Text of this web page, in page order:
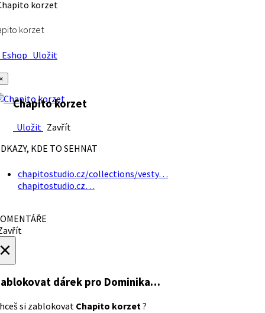
korzet
Uložit
Chapito korzet
Uložit Zavřít
KDE TO SEHNAT
chapitostudio.cz/collections/vesty…
chapitostudio.cz…
dárek pro Dominika…
si zablokovat Chapito korzet?